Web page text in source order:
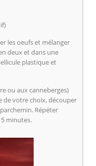
les oeufs et mélanger
deux et dans une
plastique et
ou aux canneberges)
de votre choix, découper
Répéter
minutes.